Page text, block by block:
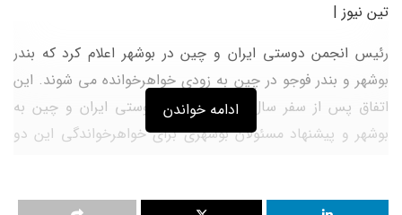
تین نیوز |
رئیس انجمن دوستی ایران و چین در بوشهر اعلام کرد که بندر
بوشهر و بندر فوجو در چین به زودی خواهرخوانده می شوند. این
اتفاق پس از سفر سال گذشته انجمن دوستی ایران و چین به
بوشهر و پیشنهاد مسئولان بوشهری برای خواهرخواندگی این دو
این پیشنهاد پس از تایید کارشناسی و تصویب شورای شهر بوشهر،
ادامه خواندن